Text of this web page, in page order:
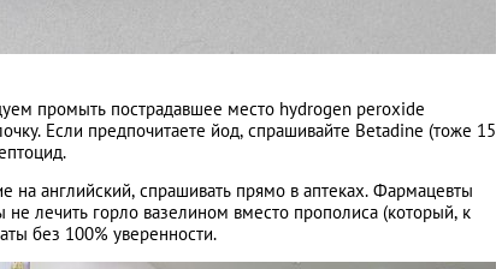
промыть пострадавшее место hydrogen peroxide
Если предпочитаете йод, спрашивайте Betadine (тоже 15
на английский, спрашивать прямо в аптеках. Фармацевты
лечить горло вазелином вместо прополиса (который, к
без 100% уверенности.